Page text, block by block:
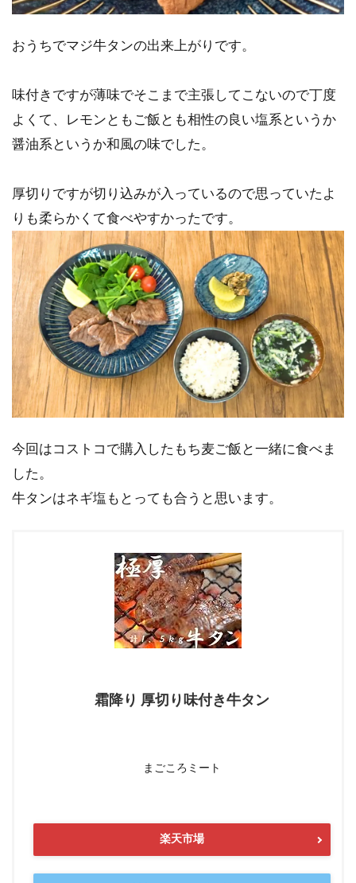
おうちでマジ牛タンの出来上がりです。
味付きですが薄味でそこまで主張してこないので丁度
よくて、レモンともご飯とも相性の良い塩系というか
醤油系というか和風の味でした。
厚切りですが切り込みが入っているので思っていたよ
りも柔らかくて食べやすかったです。
今回はコストコで購入したもち麦ご飯と一緒に食べま
した。
牛タンはネギ塩もとっても合うと思います。
霜降り 厚切り味付き牛タン
まごころミート
楽天市場